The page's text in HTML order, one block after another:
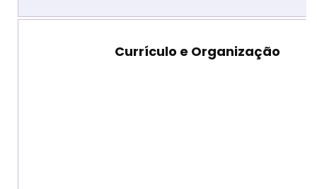
Currículo e Organização